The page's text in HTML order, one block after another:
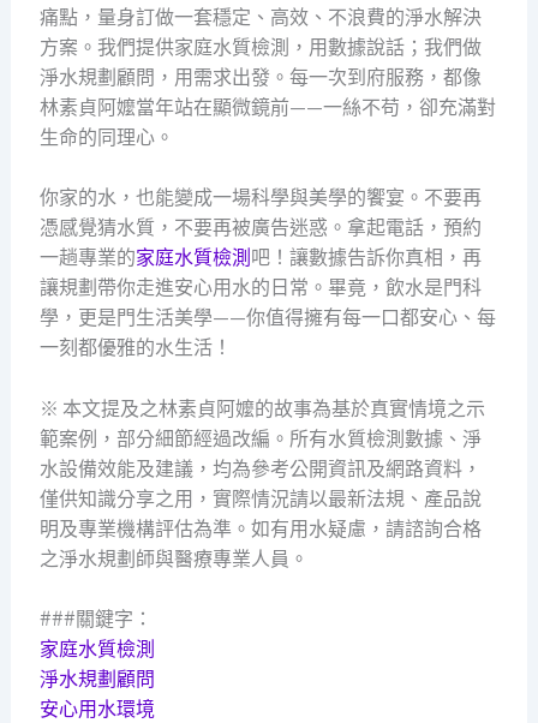
痛點，量身訂做一套穩定、高效、不浪費的淨水解決
方案。我們提供家庭水質檢測，用數據說話；我們做
淨水規劃顧問，用需求出發。每一次到府服務，都像
林素貞阿嬤當年站在顯微鏡前——一絲不苟，卻充滿對
生命的同理心。
你家的水，也能變成一場科學與美學的饗宴。不要再
憑感覺猜水質，不要再被廣告迷惑。拿起電話，預約
一趟專業的家庭水質檢測 吧！讓數據告訴你真相，再
讓規劃帶你走進安心用水的日常。畢竟，飲水是門科
學，更是門生活美學——你值得擁有每一口都安心、每
一刻都優雅的水生活！
※ 本文提及之林素貞阿嬤的故事為基於真實情境之示
範案例，部分細節經過改編。所有水質檢測數據、淨
水設備效能及建議，均為參考公開資訊及網路資料，
僅供知識分享之用，實際情況請以最新法規、產品說
明及專業機構評估為準。如有用水疑慮，請諮詢合格
之淨水規劃師與醫療專業人員。
###關鍵字：
家庭水質檢測
淨水規劃顧問
安心用水環境